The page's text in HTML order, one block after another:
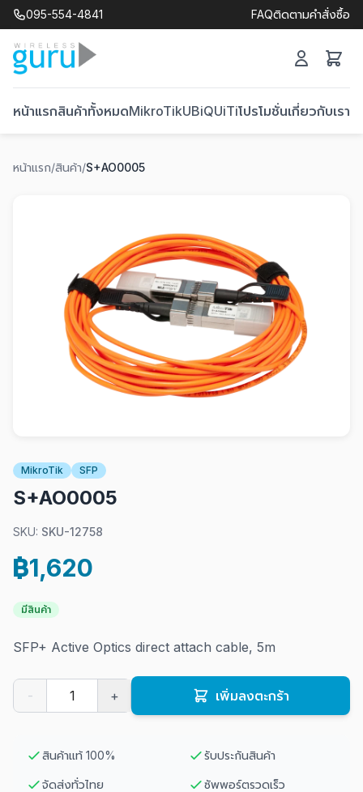
095-554-4841 FAQติดตามคำสั่งซื้อ
หน้าแรกสินค้าทั้งหมดMikroTikUBiQUiTiโปรโมชั่นเกี่ยวกับเรา
หน้าแรก/สินค้า/S+AO0005
MikroTik SFP
S+AO0005
SKU: SKU-12758
฿1,620
มีสินค้า
SFP+ Active Optics direct attach cable, 5m
- + เพิ่มลงตะกร้า
สินค้าแท้ 100% รับประกันสินค้า
จัดส่งทั่วไทย ซัพพอร์ตรวดเร็ว